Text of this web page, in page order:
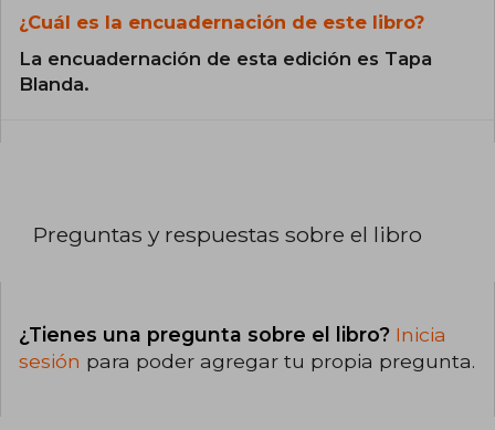
¿Cuál es la encuadernación de este libro?
La encuadernación de esta edición es Tapa
Blanda.
Preguntas y respuestas sobre el libro
¿Tienes una pregunta sobre el libro? Inicia
sesión para poder agregar tu propia pregunta.